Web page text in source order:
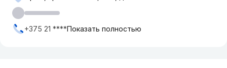
+375 21 ****Показать полностью